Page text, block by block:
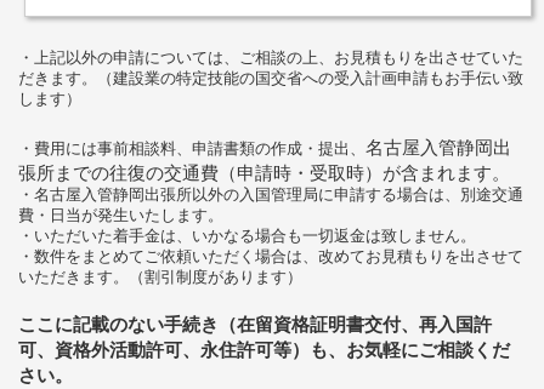
・上記以外の申請については、ご相談の上、お見積もりを出させていた
だきます。（建設業の特定技能の国交省への受入計画申請もお手伝い致
します）
・費用には事前相談料、申請書類の作成・提出、 名古屋入管静岡出
張所までの往復の交通費（申請時・受取時）が含まれます。
・名古屋入管静岡出張所以外の入国管理局に申請する場合は、別途交通
費・日当が発生いたします。
・いただいた着手金は、いかなる場合も一切返金は致しません。
・数件をまとめてご依頼いただく場合は、改めてお見積もりを出させて
いただきます。（割引制度があります）
ここに記載のない手続き（在留資格証明書交付、再入国許
可、資格外活動許可、永住許可等）も、お気軽にご相談くだ
さい。